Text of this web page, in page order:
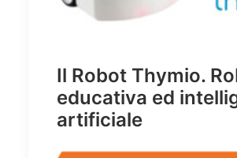
Il Robot Thymio.
educativa ed
artificiale